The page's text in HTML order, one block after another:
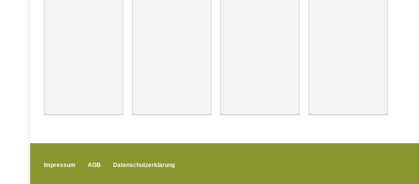
Impressum AGB Datenschutzerklärung